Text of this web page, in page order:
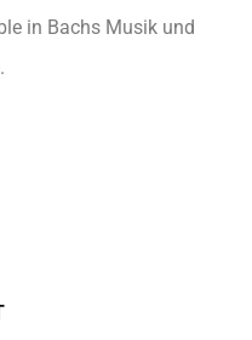
in Bachs Musik und